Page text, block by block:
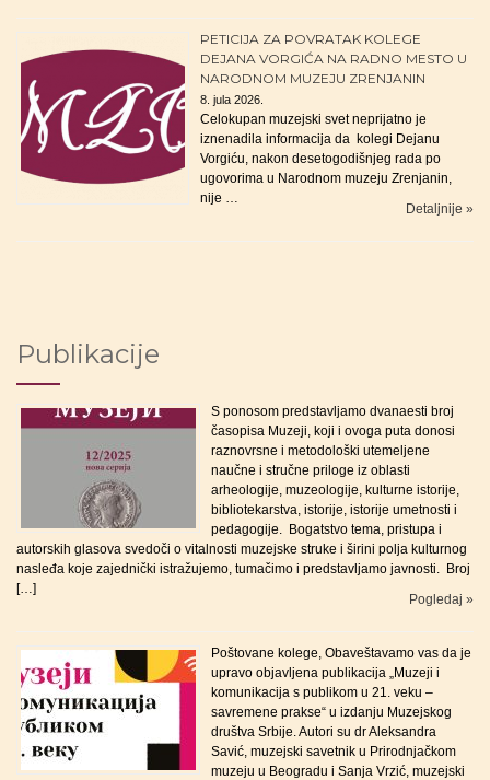
PETICIJA ZA POVRATAK KOLEGE
DEJANA VORGIĆA NA RADNO MESTO U
NARODNOM MUZEJU ZRENJANIN
8. jula 2026.
Celokupan muzejski svet neprijatno je
iznenadila informacija da kolegi Dejanu
Vorgiću, nakon desetogodišnjeg rada po
ugovorima u Narodnom muzeju Zrenjanin,
nije …
Detaljnije »
Publikacije
S ponosom predstavljamo dvanaesti broj
časopisa Muzeji, koji i ovoga puta donosi
raznovrsne i metodološki utemeljene
naučne i stručne priloge iz oblasti
arheologije, muzeologije, kulturne istorije,
bibliotekarstva, istorije, istorije umetnosti i
pedagogije. Bogatstvo tema, pristupa i
autorskih glasova svedoči o vitalnosti muzejske struke i širini polja kulturnog
nasleđa koje zajednički istražujemo, tumačimo i predstavljamo javnosti. Broj
[…]
Pogledaj »
Poštovane kolege, Obaveštavamo vas da je
upravo objavljena publikacija „Muzeji i
komunikacija s publikom u 21. veku –
savremene prakse“ u izdanju Muzejskog
društva Srbije. Autori su dr Aleksandra
Savić, muzejski savetnik u Prirodnjačkom
muzeju u Beogradu i Sanja Vrzić, muzejski